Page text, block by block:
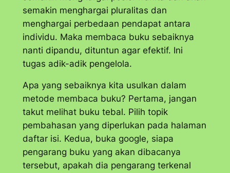
semakin menghargai pluralitas dan
menghargai perbedaan pendapat antara
individu. Maka membaca buku sebaiknya
nanti dipandu, dituntun agar efektif. Ini
tugas adik-adik pengelola.
Apa yang sebaiknya kita usulkan dalam
metode membaca buku? Pertama, jangan
takut melihat buku tebal. Pilih topik
pembahasan yang diperlukan pada halaman
daftar isi. Kedua, buka google, siapa
pengarang buku yang akan dibacanya
tersebut, apakah dia pengarang terkenal